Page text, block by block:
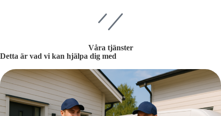
Våra tjänster
Detta är vad vi kan hjälpa dig med